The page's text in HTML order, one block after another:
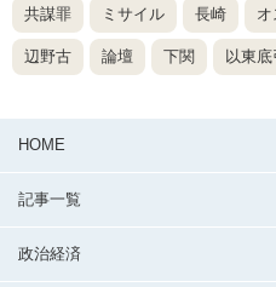
共謀罪 ミサイル 長崎 オ
辺野古 論壇 下関 以東底
HOME
記事一覧
政治経済